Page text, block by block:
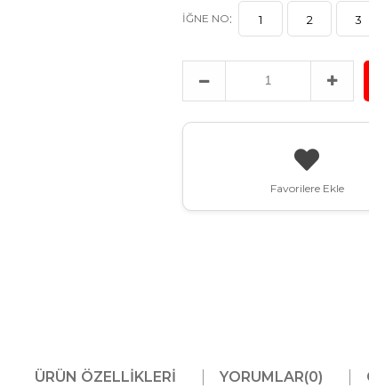
IĞNE NO: 1 2 3
Favorilere Ekle
ÜRÜN ÖZELLIKLERI YORUMLAR(0)